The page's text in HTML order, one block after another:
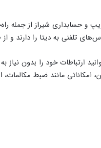
و حسابداری شیراز از جمله
تلفنی به دیتا را دارند و
ارتباطات خود را بدون نیاز
امکاناتی مانند ضبط